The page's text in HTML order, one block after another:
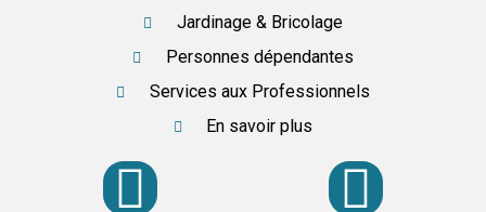
Jardinage & Bricolage
Personnes dépendantes
Services aux Professionnels
En savoir plus